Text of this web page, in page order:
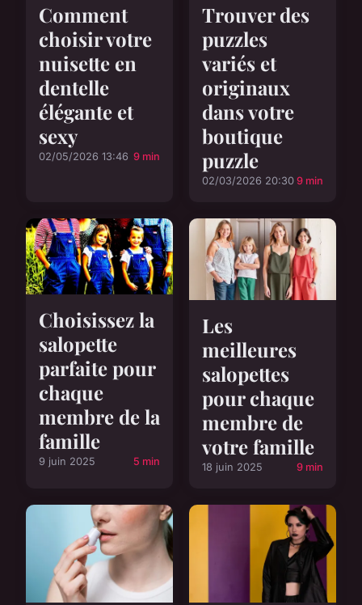
Comment
choisir votre
nuisette en
dentelle
élégante et
sexy
02/05/2026 13:46 9 min
Trouver des
puzzles
variés et
originaux
dans votre
boutique
puzzle
02/03/2026 20:30 9 min
Choisissez la
salopette
parfaite pour
chaque
membre de la
famille
9 juin 2025 5 min
Les
meilleures
salopettes
pour chaque
membre de
votre famille
18 juin 2025 9 min